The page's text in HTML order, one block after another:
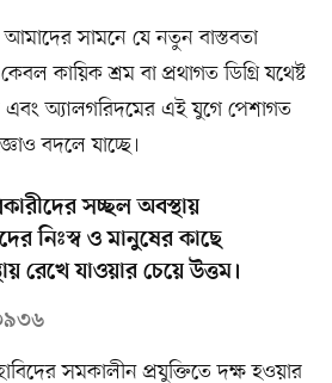
আমাদের সামনে যে নতুন বাস্তবতা
কায়িক শ্রম বা প্রথাগত ডিগ্রি যথেষ্ট
অ্যালগরিদমের এই যুগে পেশাগত
বদলে যাচ্ছে।
সচ্ছল অবস্থায়
নিঃস্ব ও মানুষের কাছে
রেখে যাওয়ার চেয়ে উত্তম।
সমকালীন প্রযুক্তিতে দক্ষ হওয়ার